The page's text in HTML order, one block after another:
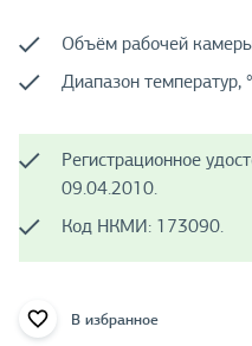
Объём рабочей
Диапазон температур,
Регистрационное
09.04.2010.
Код НКМИ: 173090.
В избранное